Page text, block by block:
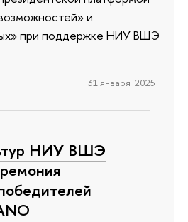
и
при поддержке НИУ ВШЭ
31 января 2025
НИУ ВШЭ